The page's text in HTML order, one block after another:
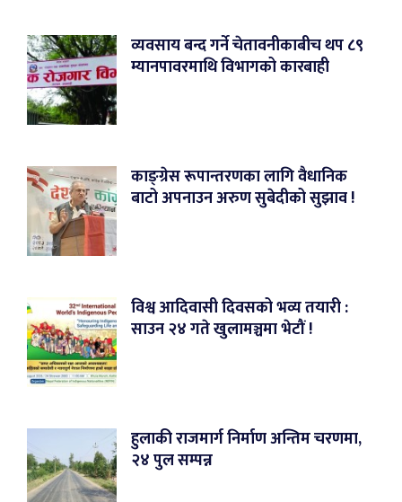
व्यवसाय बन्द गर्ने चेतावनीकाबीच थप ८९
म्यानपावरमाथि विभागको कारबाही
काङ्ग्रेस रूपान्तरणका लागि वैधानिक
बाटो अपनाउन अरुण सुबेदीको सुझाव !
विश्व आदिवासी दिवसको भव्य तयारी :
साउन २४ गते खुलामञ्चमा भेटौं !
हुलाकी राजमार्ग निर्माण अन्तिम चरणमा,
२४ पुल सम्पन्न